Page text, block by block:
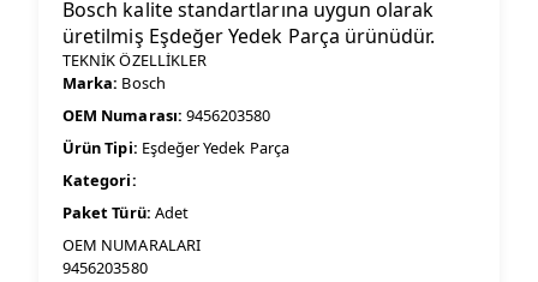
Bosch kalite standartlarına uygun olarak
üretilmiş Eşdeğer Yedek Parça ürünüdür.
TEKNİK ÖZELLİKLER
Marka: Bosch
OEM Numarası: 9456203580
Ürün Tipi: Eşdeğer Yedek Parça
Kategori:
Paket Türü: Adet
OEM NUMARALARI
9456203580